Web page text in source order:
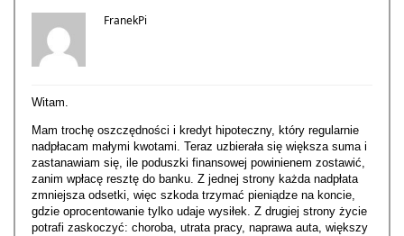
FranekPi
Witam.
Mam trochę oszczędności i kredyt hipoteczny, który regularnie
nadpłacam małymi kwotami. Teraz uzbierała się większa suma i
zastanawiam się, ile poduszki finansowej powinienem zostawić,
zanim wpłacę resztę do banku. Z jednej strony każda nadpłata
zmniejsza odsetki, więc szkoda trzymać pieniądze na koncie,
gdzie oprocentowanie tylko udaje wysiłek. Z drugiej strony życie
potrafi zaskoczyć: choroba, utrata pracy, naprawa auta, większy